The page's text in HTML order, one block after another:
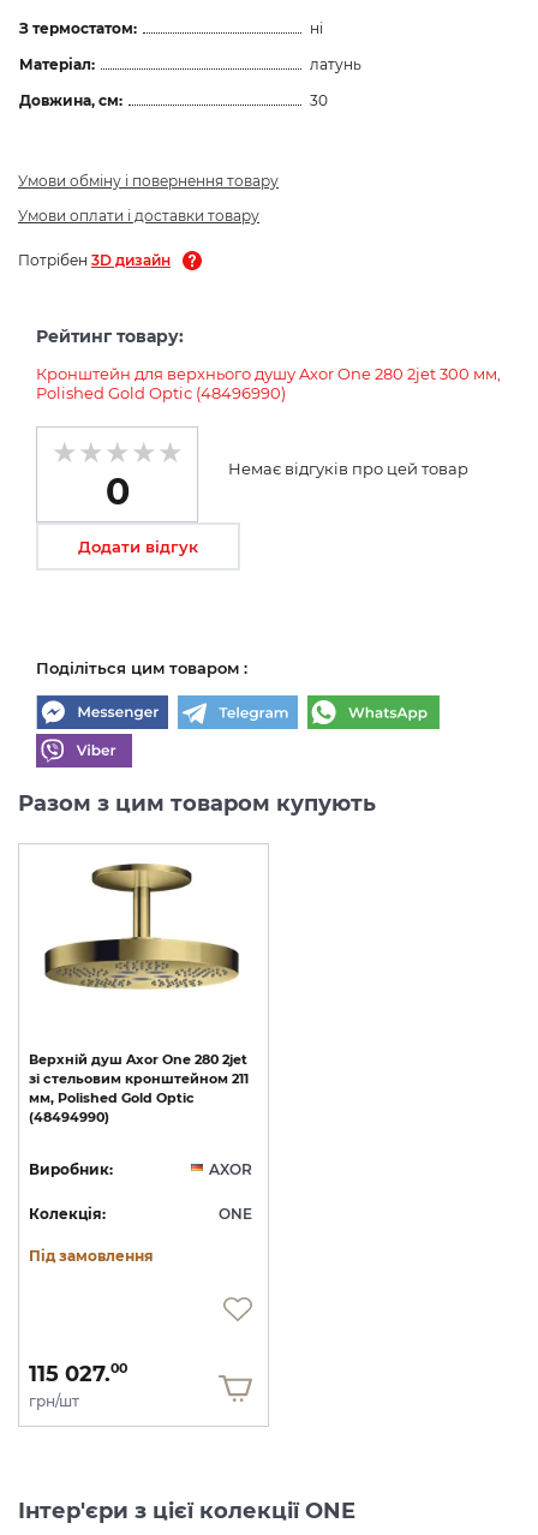
З термостатом:
ні
Матеріал:
латунь
Довжина, см:
30
Умови обміну і повернення товару
Умови оплати і доставки товару
Потрібен 3D дизайн
Рейтинг товару:
Кронштейн для верхнього душу Axor One 280 2jet 300 мм,
Polished Gold Optic (48496990)
0
Немає відгуків про цей товар
Додати відгук
Поділіться цим товаром :
Разом з цим товаром купують
Верхній душ Axor One 280 2jet
зі стельовим кронштейном 211
мм, Polished Gold Optic
(48494990)
Виробник: AXOR
Колекція: ONE
Під замовлення
115 027.00
грн/шт
Інтер'єри з цієї колекції ONE